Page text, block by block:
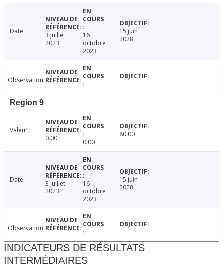
Date
3 juillet
2023
16
octobre
2023
15 juin
2028
Observation
Region 9
Valeur
0.00
0.00
80.00
Date
3 juillet
2023
16
octobre
2023
15 juin
2028
Observation
INDICATEURS DE RÉSULTATS
INTERMÉDIAIRES